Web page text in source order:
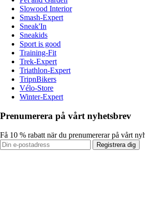
Slowood Interior
Smash-Expert
Sneak'In
Sneakids
Sport is good
Training-Fit
Trek-Expert
Triathlon-Expert
TripnBikers
Vélo-Store
Winter-Expert
Prenumerera på vårt nyhetsbrev
Få 10 % rabatt när du prenumererar på vårt
Registrera dig